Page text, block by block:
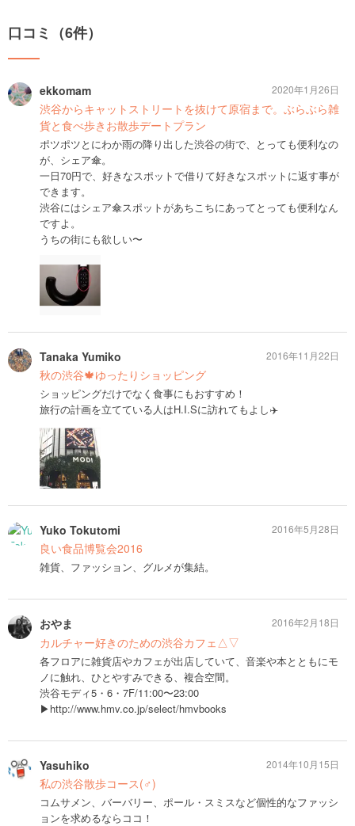
口コミ（6件）
ekkomam
渋谷からキャットストリートを抜けて原宿まで。ぶらぶら雑
貨と食べ歩きお散歩デートプラン
ポツポツとにわか雨の降り出した渋谷の街で、とっても便利なの
が、シェア傘。
一日70円で、好きなスポットで借りて好きなスポットに返す事が
できます。
渋谷にはシェア傘スポットがあちこちにあってとっても便利なん
ですよ。
うちの街にも欲しい〜
2020年1月26日
Tanaka Yumiko
秋の渋谷🍁ゆったりショッピング
ショッピングだけでなく食事にもおすすめ！
旅行の計画を立てている人はH.I.Sに訪れてもよし✈️
2016年11月22日
Yuko Tokutomi
良い食品博覧会2016
雑貨、ファッション、グルメが集結。
2016年5月28日
おやま
カルチャー好きのための渋谷カフェ△▽
各フロアに雑貨店やカフェが出店していて、音楽や本とともにモ
ノに触れ、ひとやすみできる、複合空間。
渋谷モディ5・6・7F/11:00〜23:00
▶︎http://www.hmv.co.jp/select/hmvbooks
2016年2月18日
Yasuhiko
私の渋谷散歩コース(♂)
コムサメン、バーバリー、ポール・スミスなど個性的なファッシ
ョンを求めるならココ！
2014年10月15日